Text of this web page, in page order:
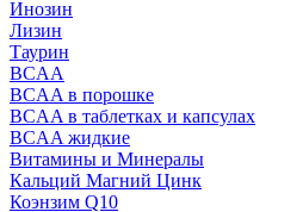
Инозин
Лизин
Таурин
BCAA
BCAA в порошке
BCAA в таблетках и капсулах
BCAA жидкие
Витамины и Минералы
Кальций Магний Цинк
Коэнзим Q10